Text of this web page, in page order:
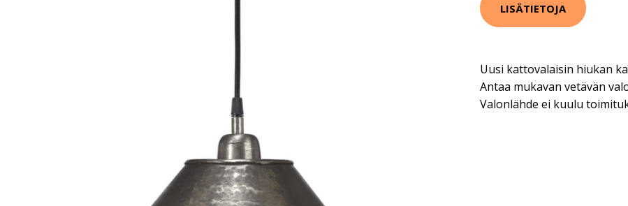
LISÄTIETOJA
Uusi kattovalaisin hiukan
Antaa mukavan vetävän
Valonlähde ei kuulu